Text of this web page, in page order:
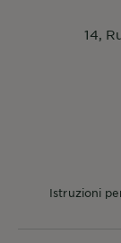
Istruzioni
14,